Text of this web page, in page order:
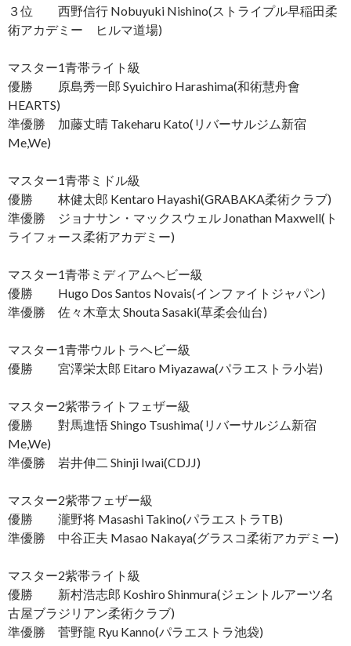
３位 西野信行 Nobuyuki Nishino(ストライプル早稲田柔
術アカデミー ヒルマ道場)
マスター1青帯ライト級
優勝 原島秀一郎 Syuichiro Harashima(和術慧舟會
HEARTS)
準優勝 加藤丈晴 Takeharu Kato(リバーサルジム新宿
Me,We)
マスター1青帯ミドル級
優勝 林健太郎 Kentaro Hayashi(GRABAKA柔術クラブ)
準優勝 ジョナサン・マックスウェル Jonathan Maxwell(ト
ライフォース柔術アカデミー)
マスター1青帯ミディアムヘビー級
優勝 Hugo Dos Santos Novais(インファイトジャパン)
準優勝 佐々木章太 Shouta Sasaki(草柔会仙台)
マスター1青帯ウルトラヘビー級
優勝 宮澤栄太郎 Eitaro Miyazawa(パラエストラ小岩)
マスター2紫帯ライトフェザー級
優勝 對馬進悟 Shingo Tsushima(リバーサルジム新宿
Me,We)
準優勝 岩井伸二 Shinji Iwai(CDJJ)
マスター2紫帯フェザー級
優勝 瀧野将 Masashi Takino(パラエストラTB)
準優勝 中谷正夫 Masao Nakaya(グラスコ柔術アカデミー)
マスター2紫帯ライト級
優勝 新村浩志郎 Koshiro Shinmura(ジェントルアーツ名
古屋ブラジリアン柔術クラブ)
準優勝 菅野龍 Ryu Kanno(パラエストラ池袋)